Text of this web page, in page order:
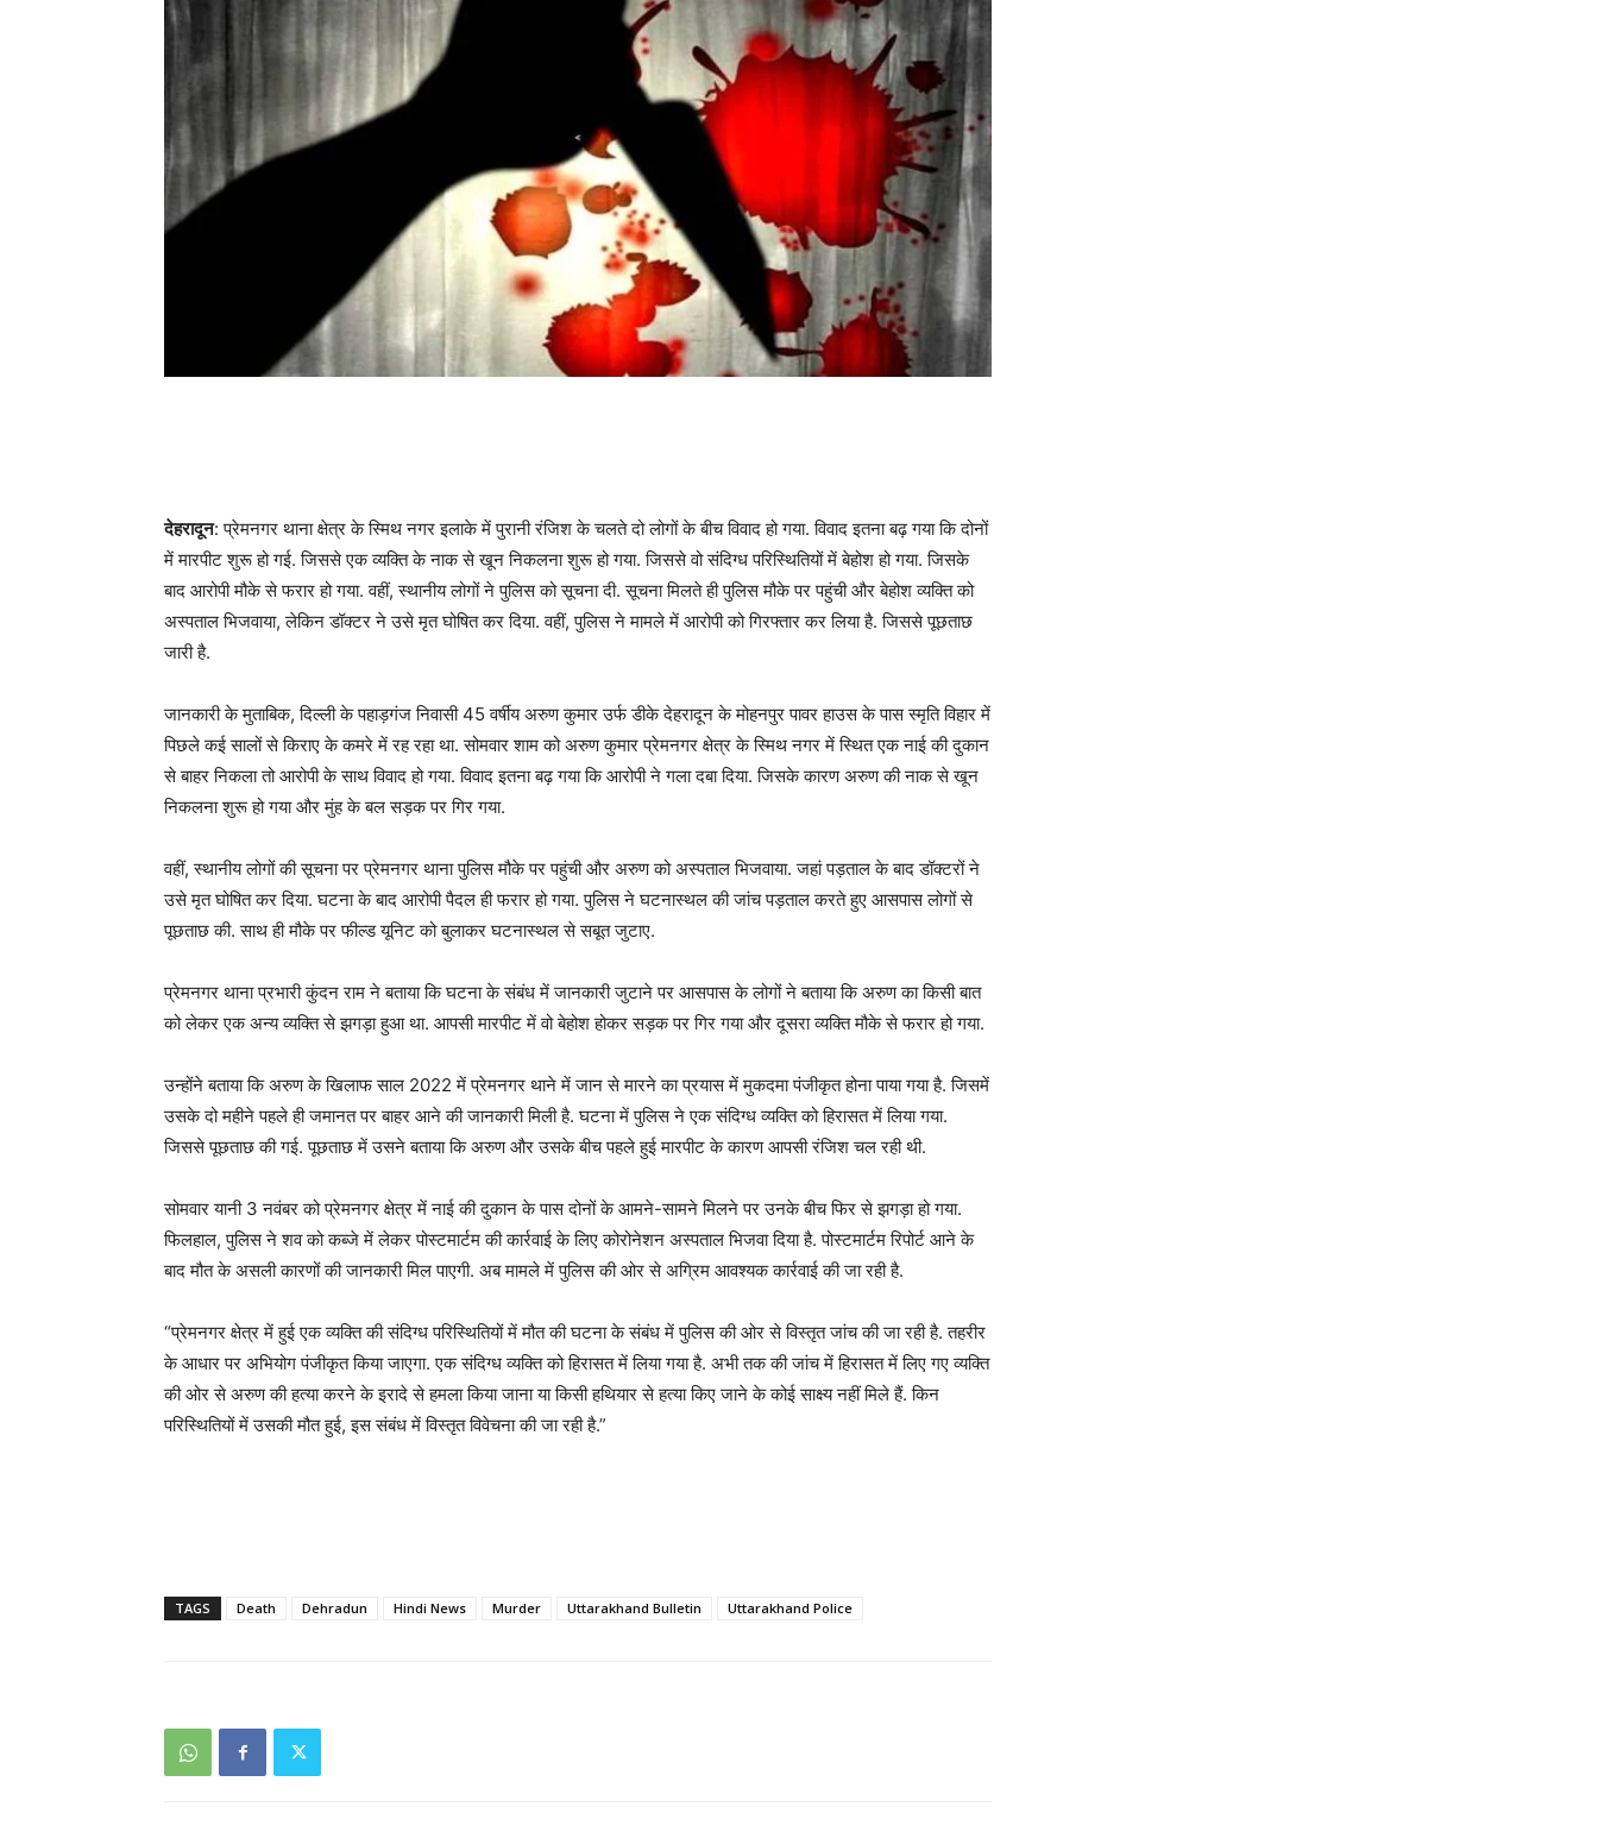
देहरादून: प्रेमनगर थाना क्षेत्र के स्मिथ नगर इलाके में पुरानी रंजिश के चलते दो लोगों के बीच विवाद हो गया. विवाद इतना बढ़ गया कि दोनों
में मारपीट शुरू हो गई. जिससे एक व्यक्ति के नाक से खून निकलना शुरू हो गया. जिससे वो संदिग्ध परिस्थितियों में बेहोश हो गया. जिसके
बाद आरोपी मौके से फरार हो गया. वहीं, स्थानीय लोगों ने पुलिस को सूचना दी. सूचना मिलते ही पुलिस मौके पर पहुंची और बेहोश व्यक्ति को
अस्पताल भिजवाया, लेकिन डॉक्टर ने उसे मृत घोषित कर दिया. वहीं, पुलिस ने मामले में आरोपी को गिरफ्तार कर लिया है. जिससे पूछताछ
जारी है.
जानकारी के मुताबिक, दिल्ली के पहाड़गंज निवासी 45 वर्षीय अरुण कुमार उर्फ डीके देहरादून के मोहनपुर पावर हाउस के पास स्मृति विहार में
पिछले कई सालों से किराए के कमरे में रह रहा था. सोमवार शाम को अरुण कुमार प्रेमनगर क्षेत्र के स्मिथ नगर में स्थित एक नाई की दुकान
से बाहर निकला तो आरोपी के साथ विवाद हो गया. विवाद इतना बढ़ गया कि आरोपी ने गला दबा दिया. जिसके कारण अरुण की नाक से खून
निकलना शुरू हो गया और मुंह के बल सड़क पर गिर गया.
वहीं, स्थानीय लोगों की सूचना पर प्रेमनगर थाना पुलिस मौके पर पहुंची और अरुण को अस्पताल भिजवाया. जहां पड़ताल के बाद डॉक्टरों ने
उसे मृत घोषित कर दिया. घटना के बाद आरोपी पैदल ही फरार हो गया. पुलिस ने घटनास्थल की जांच पड़ताल करते हुए आसपास लोगों से
पूछताछ की. साथ ही मौके पर फील्ड यूनिट को बुलाकर घटनास्थल से सबूत जुटाए.
प्रेमनगर थाना प्रभारी कुंदन राम ने बताया कि घटना के संबंध में जानकारी जुटाने पर आसपास के लोगों ने बताया कि अरुण का किसी बात
को लेकर एक अन्य व्यक्ति से झगड़ा हुआ था. आपसी मारपीट में वो बेहोश होकर सड़क पर गिर गया और दूसरा व्यक्ति मौके से फरार हो गया.
उन्होंने बताया कि अरुण के खिलाफ साल 2022 में प्रेमनगर थाने में जान से मारने का प्रयास में मुकदमा पंजीकृत होना पाया गया है. जिसमें
उसके दो महीने पहले ही जमानत पर बाहर आने की जानकारी मिली है. घटना में पुलिस ने एक संदिग्ध व्यक्ति को हिरासत में लिया गया.
जिससे पूछताछ की गई. पूछताछ में उसने बताया कि अरुण और उसके बीच पहले हुई मारपीट के कारण आपसी रंजिश चल रही थी.
सोमवार यानी 3 नवंबर को प्रेमनगर क्षेत्र में नाई की दुकान के पास दोनों के आमने-सामने मिलने पर उनके बीच फिर से झगड़ा हो गया.
फिलहाल, पुलिस ने शव को कब्जे में लेकर पोस्टमार्टम की कार्रवाई के लिए कोरोनेशन अस्पताल भिजवा दिया है. पोस्टमार्टम रिपोर्ट आने के
बाद मौत के असली कारणों की जानकारी मिल पाएगी. अब मामले में पुलिस की ओर से अग्रिम आवश्यक कार्रवाई की जा रही है.
“प्रेमनगर क्षेत्र में हुई एक व्यक्ति की संदिग्ध परिस्थितियों में मौत की घटना के संबंध में पुलिस की ओर से विस्तृत जांच की जा रही है. तहरीर
के आधार पर अभियोग पंजीकृत किया जाएगा. एक संदिग्ध व्यक्ति को हिरासत में लिया गया है. अभी तक की जांच में हिरासत में लिए गए व्यक्ति
की ओर से अरुण की हत्या करने के इरादे से हमला किया जाना या किसी हथियार से हत्या किए जाने के कोई साक्ष्य नहीं मिले हैं. किन
परिस्थितियों में उसकी मौत हुई, इस संबंध में विस्तृत विवेचना की जा रही है.”
TAGS Death Dehradun Hindi News Murder Uttarakhand Bulletin Uttarakhand Police